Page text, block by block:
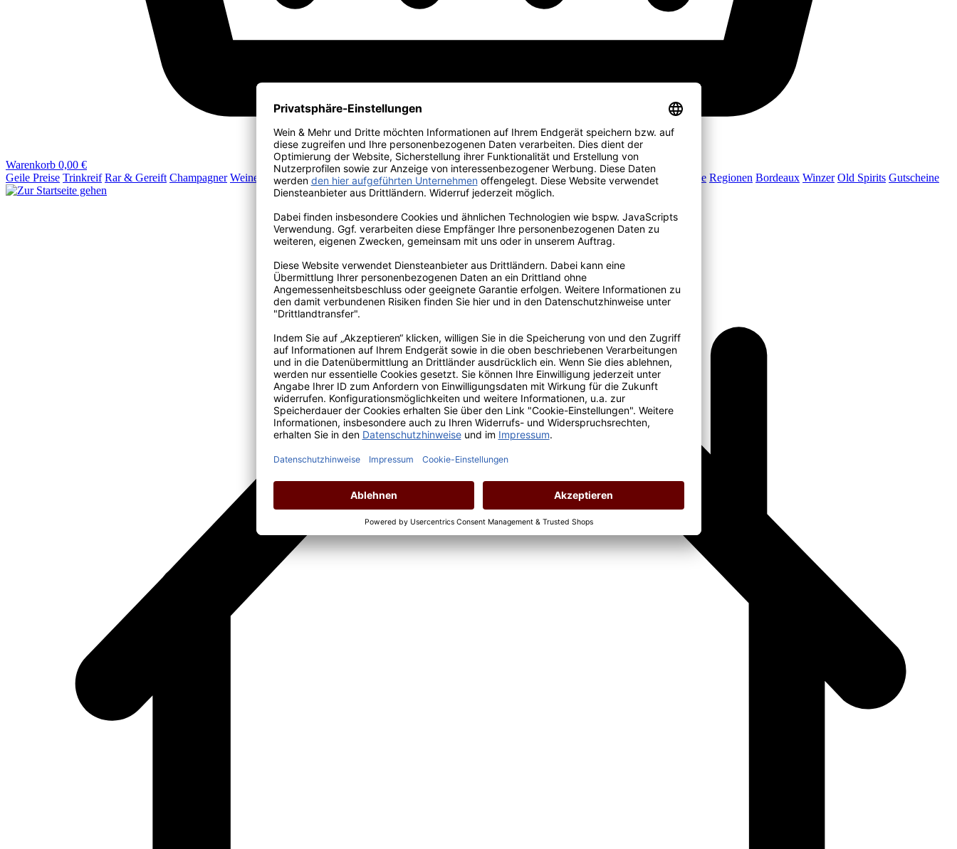
Warenkorb 0,00 €
Geile Preise Trinkreif Rar & Gereift Champagner Weine Wein & Mehr Edition Vorteilspakete Primitivo Weine vom Gardasee Großflaschen Jubiläumsweine Regionen Bordeaux Winzer Old Spirits Gutscheine